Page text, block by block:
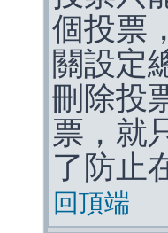
個投票
關設定
刪除投
票，就
了防止
回頂端